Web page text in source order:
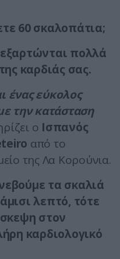
60 σκαλοπάτια;
πολλά
καρδιάς σας.
ένας εύκολος
την κατάσταση
ο Ισπανός
από το
της Λα Κορούνια.
τα σκαλιά
λεπτό, τότε
στον
καρδιολογικό